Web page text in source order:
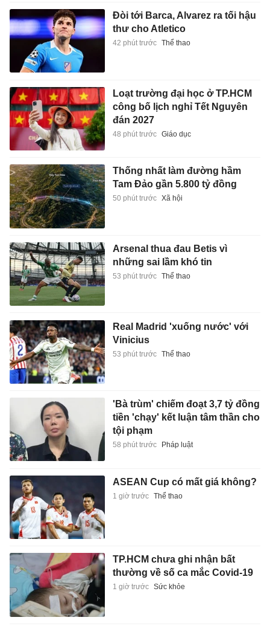
Đòi tới Barca, Alvarez ra tối hậu
thư cho Atletico
42 phút trước Thể thao
Loạt trường đại học ở TP.HCM
công bố lịch nghỉ Tết Nguyên
đán 2027
48 phút trước Giáo dục
Thống nhất làm đường hầm
Tam Đảo gần 5.800 tỷ đồng
50 phút trước Xã hội
Arsenal thua đau Betis vì
những sai lầm khó tin
53 phút trước Thể thao
Real Madrid 'xuống nước' với
Vinicius
53 phút trước Thể thao
'Bà trùm' chiếm đoạt 3,7 tỷ đồng
tiền 'chạy' kết luận tâm thần cho
tội phạm
58 phút trước Pháp luật
ASEAN Cup có mất giá không?
1 giờ trước Thể thao
TP.HCM chưa ghi nhận bất
thường về số ca mắc Covid-19
1 giờ trước Sức khỏe